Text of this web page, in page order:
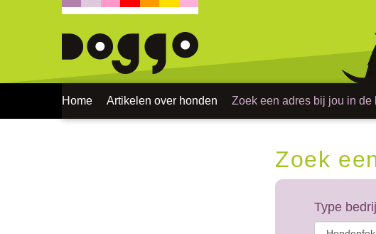
Home Artikelen over honden Zoek een adres bij jou in de
Zoek
Type